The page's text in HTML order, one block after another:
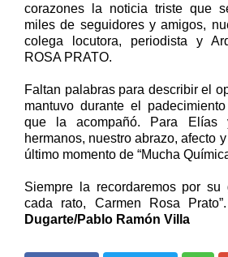
corazones la noticia triste que
miles de seguidores y amigos,
colega locutora, periodista y
ROSA PRATO.
Faltan palabras para describir el
mantuvo durante el
que la acompañó. Para
hermanos, nuestro abrazo, afecto
último momento de “Mucha
Siempre la recordaremos por su
cada rato, Carmen Rosa Prato”.
Dugarte/Pablo Ramón Villa